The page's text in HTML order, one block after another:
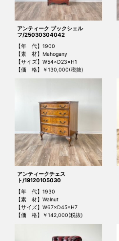
アンティーク ブックシェル
フ/25030304042
【年 代】1900
【素 材】Mahogany
【サイズ】W54×D23×H1
【価 格】￥130,000(税抜)
アンティークチェス
ト/19120105030
【年 代】1930
【素 材】Walnut
【サイズ】W67×D45×H7
【価 格】￥142,000(税抜)